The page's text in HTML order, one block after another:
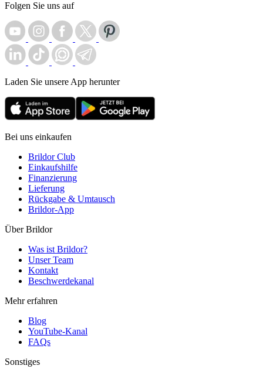
Folgen Sie uns auf
Laden Sie unsere App herunter
Bei uns einkaufen
Brildor Club
Einkaufshilfe
Finanzierung
Lieferung
Rückgabe & Umtausch
Brildor-App
Über Brildor
Was ist Brildor?
Unser Team
Kontakt
Beschwerdekanal
Mehr erfahren
Blog
YouTube-Kanal
FAQs
Sonstiges